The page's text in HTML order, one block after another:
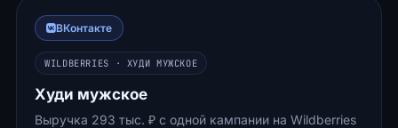
ВКонтакте
WILDBERRIES · ХУДИ МУЖСКОЕ
Худи мужское
Выручка 293 тыс. ₽ с одной кампании на Wildberries